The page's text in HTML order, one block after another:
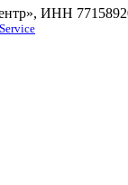
ИНН